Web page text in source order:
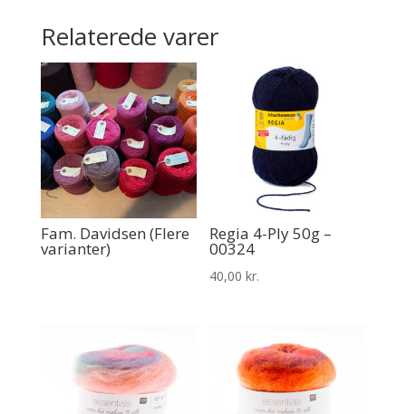
Relaterede varer
Fam. Davidsen (Flere
varianter)
Regia 4-Ply 50g –
00324
40,00kr.